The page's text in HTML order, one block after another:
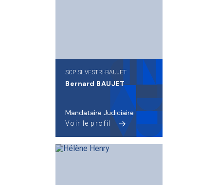
SCP SILVESTRI-BAUJET
Bernard BAUJET
Mandataire Judiciaire
Voir le profil